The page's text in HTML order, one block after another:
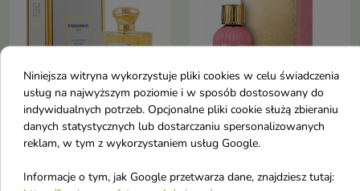

perfumowanej dla

Odlewka Wody
Niniejsza witryna wykorzystuje pliki cookies w celu świadczenia
usług na najwyższym poziomie i w sposób dostosowany do
indywidualnych potrzeb. Opcjonalne pliki cookie służą zbieraniu
danych statystycznych lub dostarczaniu spersonalizowanych
reklam, w tym z wykorzystaniem usług Google.
Informacje o tym, jak Google przetwarza dane, znajdziesz tutaj: